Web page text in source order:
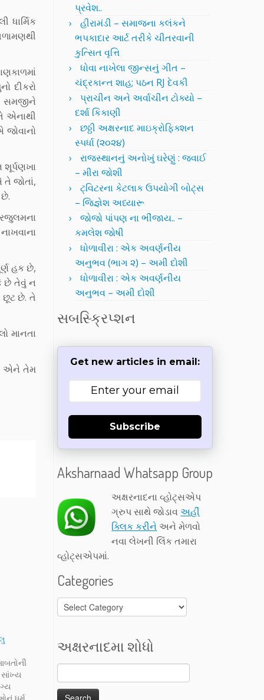
દીકરો
સમજીને
એનાથી
જોતાં,
હક છે,
છે તેવું ન
છૂટ છે. તે
માનતા
એને તેમ
પ્રવેશ..
હીરામંડી – સમાજના કલંકને
ભપકાદાર આર્ટ તરીકે ચીતરવાની
કુત્સિત વૃત્તિ
ધોવા નાખેલા જીન્સનું ગીત –
ચંદ્રકાન્ત શાહ; પઠન RJ દેવકી
પ્રાચીન અને અર્વાચીન ટોક્યો –
દર્શા કિકાણી
છઠ્ઠી અક્ષરનાદ માઇક્રોફિક્શન
સ્પર્ધા (૨૦૨૪)
રાજસ્થાનનું અનોખું ઘરેણું : જવાઈ
– મીરા જોશી
ટ્વિટરના કેટલાક ઉપયોગી બોટ્સ
– જિજ્ઞેશ અધ્યારૂ
જોજો પાંપણ ના ભીંજાય.. –
કમલેશ જોષી
ધોળાવીરા : એક અવર્ણનીય
અનુભવ (ભાગ ૨) – અમી દોશી
ધોળાવીરા : એક અવર્ણનીય
અનુભવ – અમી દોશી
સબસ્ક્રિપ્શન
Get new articles in email:
Subscribe
Aksharnaad Whatsapp Group
અક્ષરનાદના વ્હોટ્સએપ
ગ્રુપ સાથે જોડાવઅહીં
ક્લિક કરીને અને મેળવો
નવા લેખની લિંક તમારા
વ્હોટ્સએપમાં.
Categories
Categories
અક્ષરનાદમા શોધો